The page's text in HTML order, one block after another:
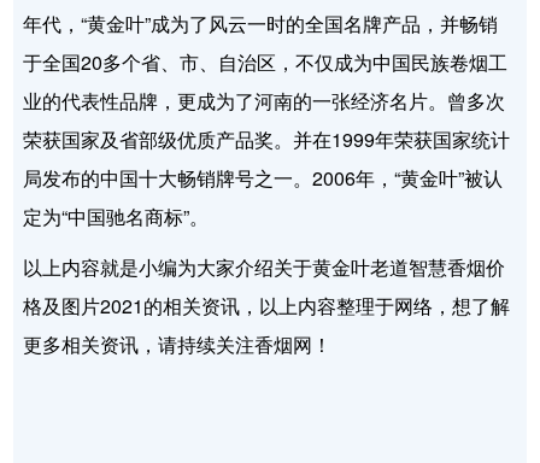
年代，“黄金叶”成为了风云一时的全国名牌产品，并畅销
于全国20多个省、市、自治区，不仅成为中国民族卷烟工
业的代表性品牌，更成为了河南的一张经济名片。曾多次
荣获国家及省部级优质产品奖。并在1999年荣获国家统计
局发布的中国十大畅销牌号之一。2006年，“黄金叶”被认
定为“中国驰名商标”。
以上内容就是小编为大家介绍关于黄金叶老道智慧香烟价
格及图片2021的相关资讯，以上内容整理于网络，想了解
更多相关资讯，请持续关注香烟网！